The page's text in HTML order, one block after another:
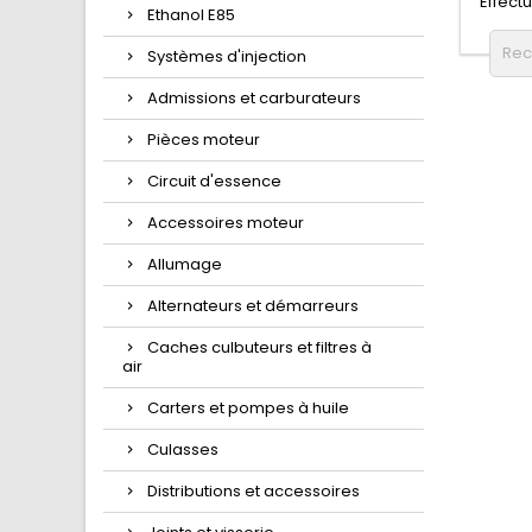
Ethanol E85
Systèmes d'injection
Admissions et carburateurs
Pièces moteur
Circuit d'essence
Accessoires moteur
Allumage
Alternateurs et démarreurs
Caches culbuteurs et filtres à
air
Carters et pompes à huile
Culasses
Distributions et accessoires